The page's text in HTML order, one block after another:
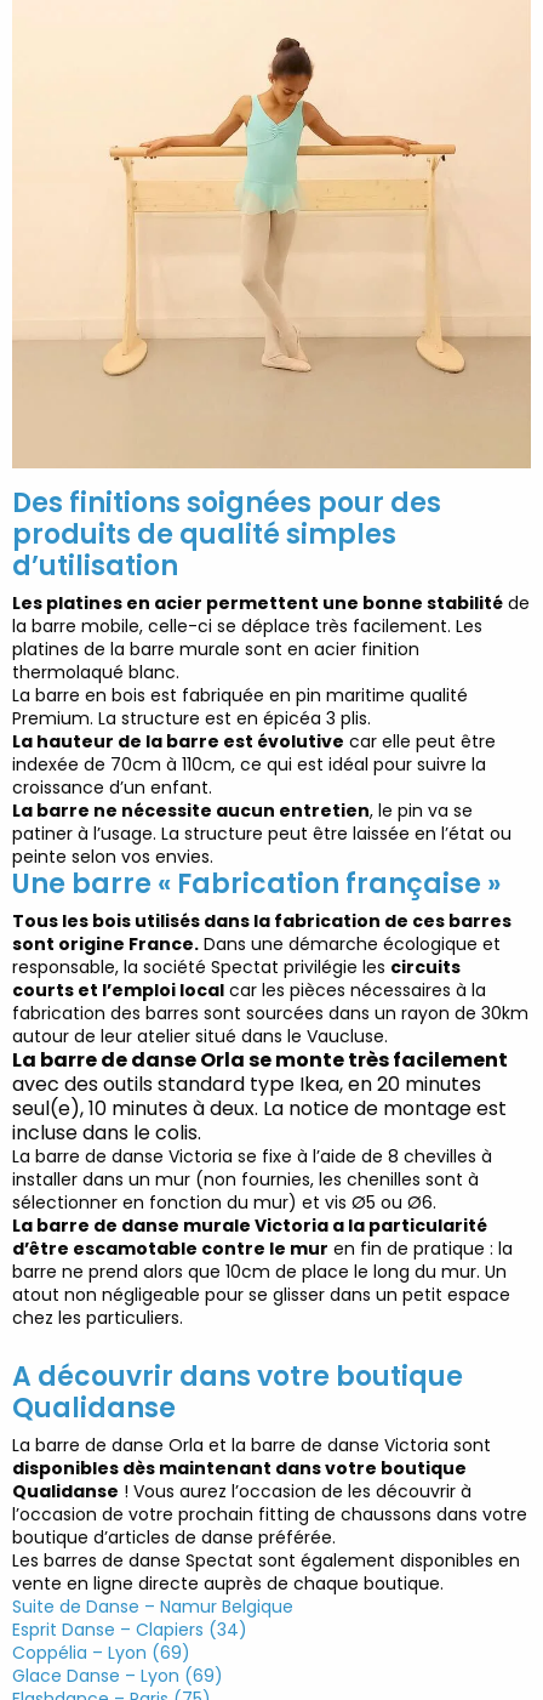
Des finitions soignées pour des
produits de qualité simples
d’utilisation
Les platines en acier permettent une bonne stabilité de
la barre mobile, celle-ci se déplace très facilement. Les
platines de la barre murale sont en acier finition
thermolaqué blanc.
La barre en bois est fabriquée en pin maritime qualité
Premium. La structure est en épicéa 3 plis.
La hauteur de la barre est évolutive car elle peut être
indexée de 70cm à 110cm, ce qui est idéal pour suivre la
croissance d’un enfant.
La barre ne nécessite aucun entretien, le pin va se
patiner à l’usage. La structure peut être laissée en l’état ou
peinte selon vos envies.
Une barre « Fabrication française »
Tous les bois utilisés dans la fabrication de ces barres
sont origine France. Dans une démarche écologique et
responsable, la société Spectat privilégie les circuits
courts et l’emploi local car les pièces nécessaires à la
fabrication des barres sont sourcées dans un rayon de 30km
autour de leur atelier situé dans le Vaucluse.
La barre de danse Orla se monte très facilement
avec des outils standard type Ikea, en 20 minutes
seul(e), 10 minutes à deux. La notice de montage est
inclusedans le colis.
La barre de danse Victoria se fixe à l’aide de 8 chevilles à
installer dans un mur (non fournies, les chenilles sont à
sélectionner en fonction du mur) et vis Ø5 ou Ø6.
La barre de danse murale Victoria a la particularité
d’être escamotable contre le mur en fin de pratique : la
barre ne prend alors que 10cm de place le long du mur. Un
atout non négligeable pour se glisser dans un petit espace
chez les particuliers.
A découvrir dans votre boutique
Qualidanse
La barre de danse Orla et la barre de danse Victoria sont
disponibles dès maintenant dans votre boutique
Qualidanse ! Vous aurez l’occasion de les découvrir à
l’occasion de votre prochain fitting de chaussons dans votre
boutique d’articles de danse préférée.
Les barres de danse Spectat sont également disponibles en
vente en ligne directe auprès de chaque boutique.
Suite de Danse – Namur Belgique
Esprit Danse – Clapiers (34)
Coppélia – Lyon (69)
Glace Danse – Lyon (69)